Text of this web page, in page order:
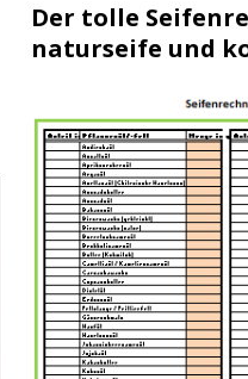
Der tolle
naturseife und